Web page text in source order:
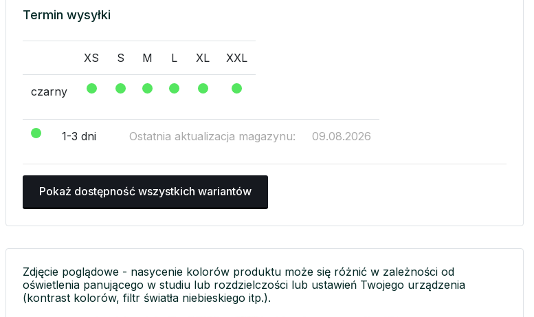
Termin wysyłki
XS S M L XL XXL
czarny
1-3 dni Ostatnia aktualizacja magazynu: 09.08.2026
Pokaż dostępność wszystkich wariantów
Zdjęcie poglądowe - nasycenie kolorów produktu może się różnić w zależności od
oświetlenia panującego w studiu lub rozdzielczości lub ustawień Twojego urządzenia
(kontrast kolorów, filtr światła niebieskiego itp.).